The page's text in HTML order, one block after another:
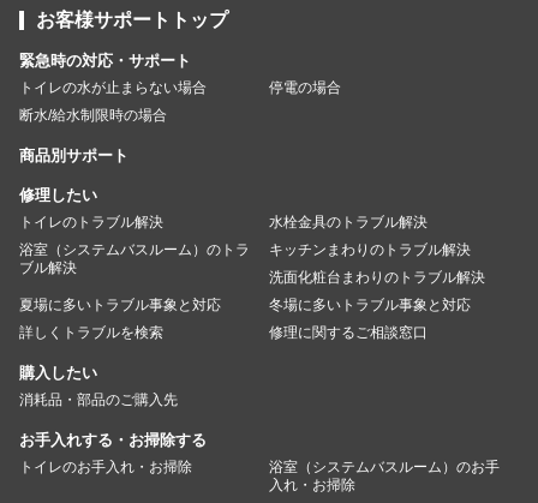
お客様サポートトップ
緊急時の対応・サポート
トイレの水が止まらない場合
停電の場合
断水/給水制限時の場合
商品別サポート
修理したい
トイレのトラブル解決
水栓金具のトラブル解決
浴室（システムバスルーム）のトラ
ブル解決
キッチンまわりのトラブル解決
洗面化粧台まわりのトラブル解決
夏場に多いトラブル事象と対応
冬場に多いトラブル事象と対応
詳しくトラブルを検索
修理に関するご相談窓口
購入したい
消耗品・部品のご購入先
お手入れする・お掃除する
トイレのお手入れ・お掃除
浴室（システムバスルーム）のお手
入れ・お掃除